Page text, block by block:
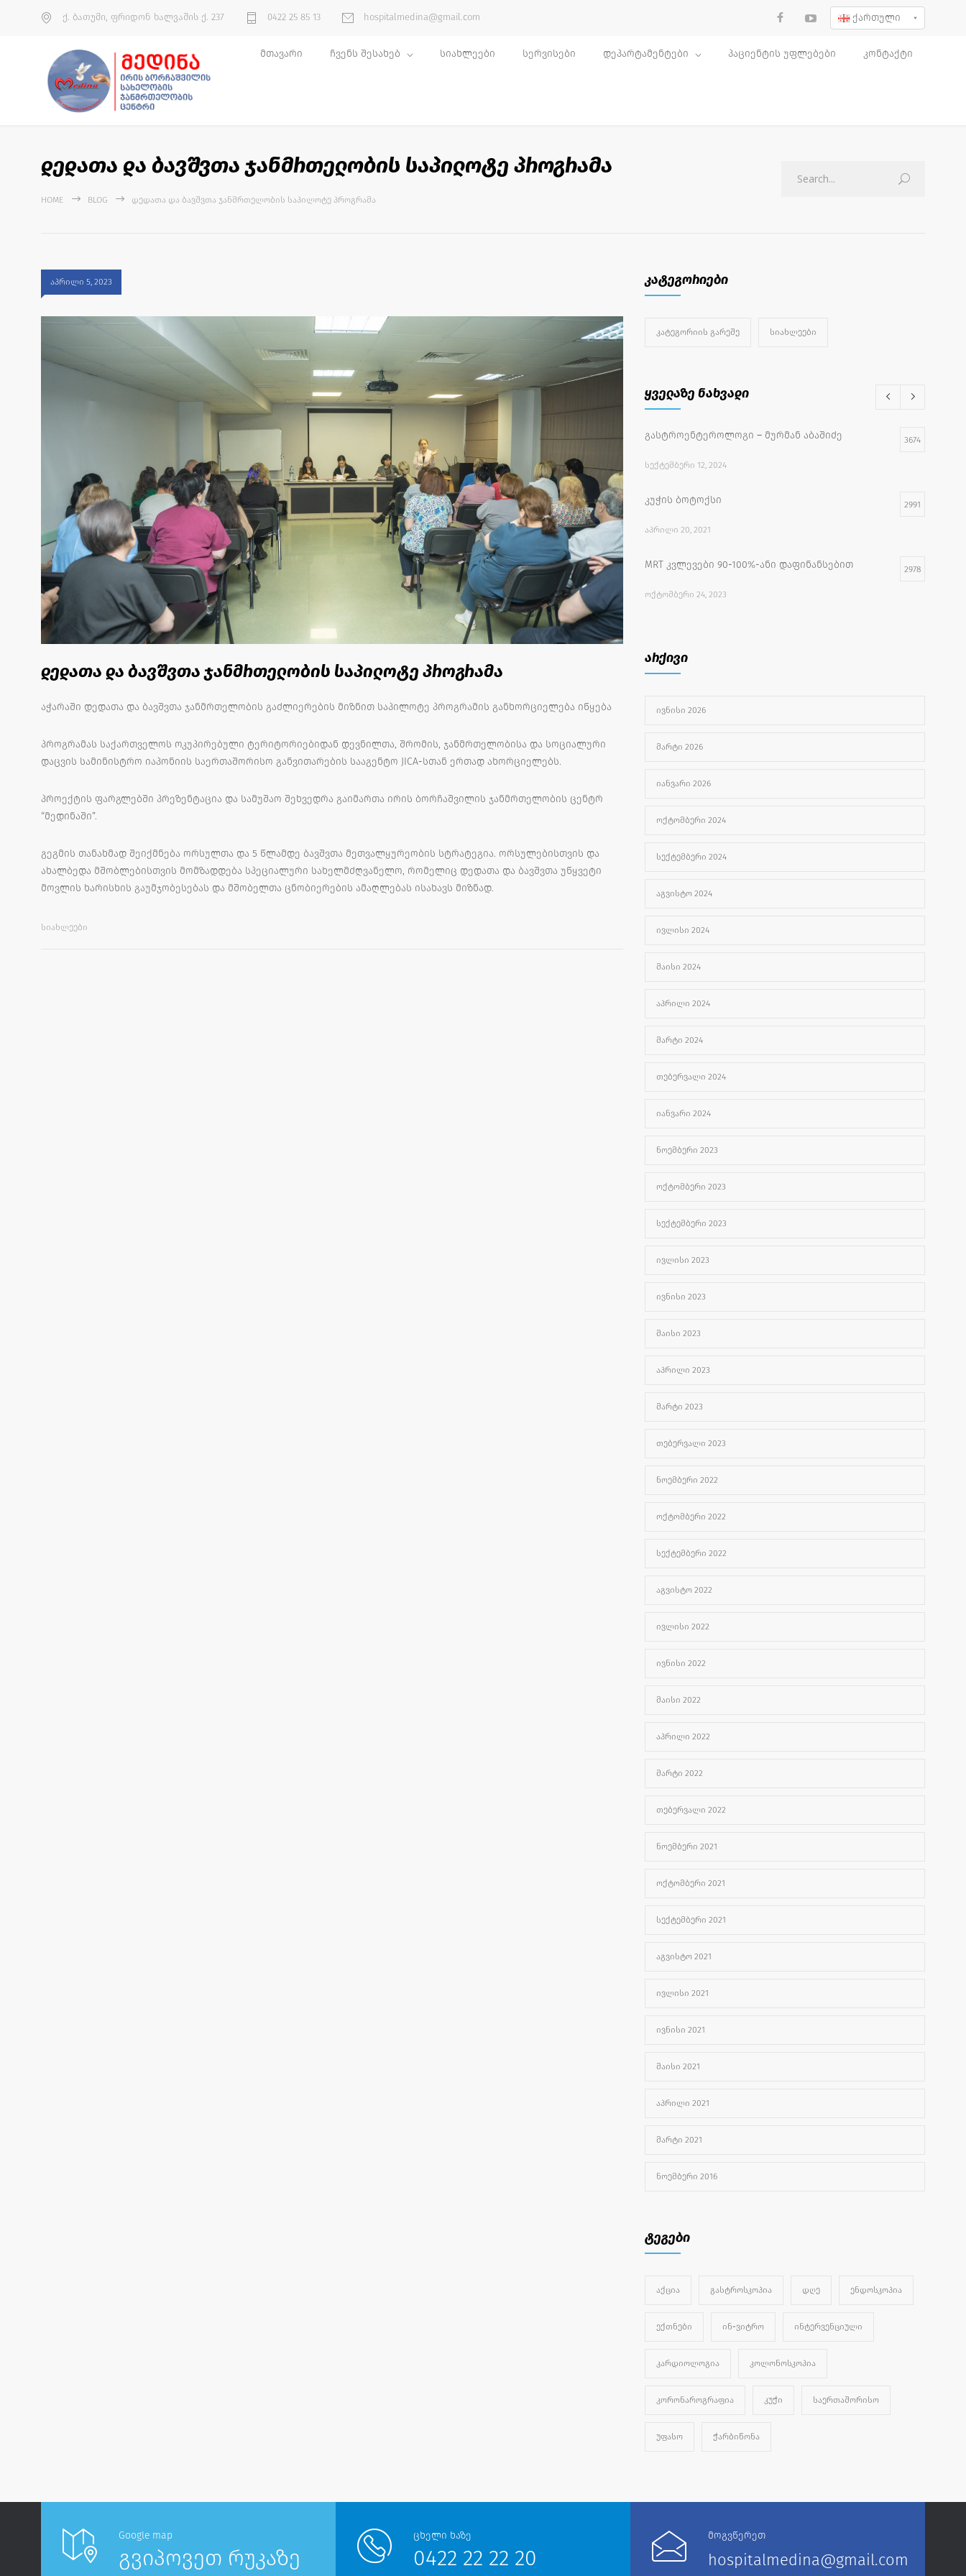
ქ. ბათუმი, ფრიდონ ხალვაშის ქ. 237 0422 25 85 13 hospitalmedina@gmail.com ქართული
მთავარი ჩვენს შესახებ სიახლეები სერვისები დეპარტამენტები პაციენტის უფლებები კონტაქტი
დედათა და ბავშვთა ჯანმრთელობის საპილოტე პროგრამა
HOME BLOG ᲓᲔᲓᲐᲗᲐ ᲓᲐ ᲑᲐᲕᲨᲕᲗᲐ ᲯᲐᲜᲛᲠᲗᲔᲚᲝᲑᲘᲡ ᲡᲐᲞᲘᲚᲝᲢᲔ ᲞᲠᲝᲒᲠᲐᲛᲐ
აპრილი 5, 2023
დედათა და ბავშვთა ჯანმრთელობის საპილოტე პროგრამა
აჭარაში დედათა და ბავშვთა ჯანმრთელობის გაძლიერების მიზნით საპილოტე პროგრამის განხორციელება იწყება
პროგრამას საქართველოს ოკუპირებული ტერიტორიებიდან დევნილთა, შრომის, ჯანმრთელობისა და სოციალური
დაცვის სამინისტრო იაპონიის საერთაშორისო განვითარების სააგენტო JICA-სთან ერთად ახორციელებს.
პროექტის ფარგლებში პრეზენტაცია და სამუშაო შეხვედრა გაიმართა ირის ბორჩაშვილის ჯანმრთელობის ცენტრ
“მედინაში”.
გეგმის თანახმად შეიქმნება ორსულთა და 5 წლამდე ბავშვთა მეთვალყურეობის სტრატეგია. ორსულებისთვის და
ახალბედა მშობლებისთვის მომზადდება სპეციალური სახელმძღვანელო, რომელიც დედათა და ბავშვთა უწყვეტი
მოვლის ხარისხის გაუმჯობესებას და მშობელთა ცნობიერების ამაღლებას ისახავს მიზნად.
ᲡᲘᲐᲮᲚᲔᲔᲑᲘ
კატეგორიები
ᲙᲐᲢᲔᲒᲝᲠᲘᲘᲡ ᲒᲐᲠᲔᲨᲔ ᲡᲘᲐᲮᲚᲔᲔᲑᲘ
ყველაზე ნახვადი
გასტროენტეროლოგი – მურმან აბაშიძე 3674
ᲡᲔᲥᲢᲔᲛᲑᲔᲠᲘ 12, 2024
კუჭის ბოტოქსი 2991
ᲐᲞᲠᲘᲚᲘ 20, 2021
MRT კვლევები 90-100%-ანი დაფინანსებით 2978
ᲝᲥᲢᲝᲛᲑᲔᲠᲘ 24, 2023
ᲘᲕᲚᲘᲡᲘ 27, 2022
არქივი
ᲘᲕᲜᲘᲡᲘ 2026
ᲛᲐᲠᲢᲘ 2026
ᲘᲐᲜᲕᲐᲠᲘ 2026
ᲝᲥᲢᲝᲛᲑᲔᲠᲘ 2024
ᲡᲔᲥᲢᲔᲛᲑᲔᲠᲘ 2024
ᲐᲒᲕᲘᲡᲢᲝ 2024
ᲘᲕᲚᲘᲡᲘ 2024
ᲛᲐᲘᲡᲘ 2024
ᲐᲞᲠᲘᲚᲘ 2024
ᲛᲐᲠᲢᲘ 2024
ᲗᲔᲑᲔᲠᲕᲐᲚᲘ 2024
ᲘᲐᲜᲕᲐᲠᲘ 2024
ᲜᲝᲔᲛᲑᲔᲠᲘ 2023
ᲝᲥᲢᲝᲛᲑᲔᲠᲘ 2023
ᲡᲔᲥᲢᲔᲛᲑᲔᲠᲘ 2023
ᲘᲕᲚᲘᲡᲘ 2023
ᲘᲕᲜᲘᲡᲘ 2023
ᲛᲐᲘᲡᲘ 2023
ᲐᲞᲠᲘᲚᲘ 2023
ᲛᲐᲠᲢᲘ 2023
ᲗᲔᲑᲔᲠᲕᲐᲚᲘ 2023
ᲜᲝᲔᲛᲑᲔᲠᲘ 2022
ᲝᲥᲢᲝᲛᲑᲔᲠᲘ 2022
ᲡᲔᲥᲢᲔᲛᲑᲔᲠᲘ 2022
ᲐᲒᲕᲘᲡᲢᲝ 2022
ᲘᲕᲚᲘᲡᲘ 2022
ᲘᲕᲜᲘᲡᲘ 2022
ᲛᲐᲘᲡᲘ 2022
ᲐᲞᲠᲘᲚᲘ 2022
ᲛᲐᲠᲢᲘ 2022
ᲗᲔᲑᲔᲠᲕᲐᲚᲘ 2022
ᲜᲝᲔᲛᲑᲔᲠᲘ 2021
ᲝᲥᲢᲝᲛᲑᲔᲠᲘ 2021
ᲡᲔᲥᲢᲔᲛᲑᲔᲠᲘ 2021
ᲐᲒᲕᲘᲡᲢᲝ 2021
ᲘᲕᲚᲘᲡᲘ 2021
ᲘᲕᲜᲘᲡᲘ 2021
ᲛᲐᲘᲡᲘ 2021
ᲐᲞᲠᲘᲚᲘ 2021
ᲛᲐᲠᲢᲘ 2021
ᲜᲝᲔᲛᲑᲔᲠᲘ 2016
ტეგები
ᲐᲥᲪᲘᲐ ᲒᲐᲡᲢᲠᲝᲡᲙᲝᲞᲘᲐ ᲓᲦᲔ ᲔᲜᲓᲝᲡᲙᲝᲞᲘᲐ
ᲔᲥᲗᲜᲔᲑᲘ ᲘᲜ-ᲕᲘᲢᲠᲝ ᲘᲜᲢᲔᲠᲕᲔᲜᲪᲘᲣᲚᲘ
ᲙᲐᲠᲓᲘᲝᲚᲝᲒᲘᲐ ᲙᲝᲚᲝᲜᲝᲡᲙᲝᲞᲘᲐ
ᲙᲝᲠᲝᲜᲐᲠᲝᲒᲠᲐᲤᲘᲐ ᲙᲣᲭᲘ ᲡᲐᲔᲠᲗᲐᲨᲝᲠᲘᲡᲝ
ᲣᲤᲐᲡᲝ ᲭᲐᲠᲑᲘᲬᲝᲜᲐ
Google map
გვიპოვეთ რუკაზე
ცხელი ხაზე
0422 22 22 20
მოგვწერეთ
hospitalmedina@gmail.com